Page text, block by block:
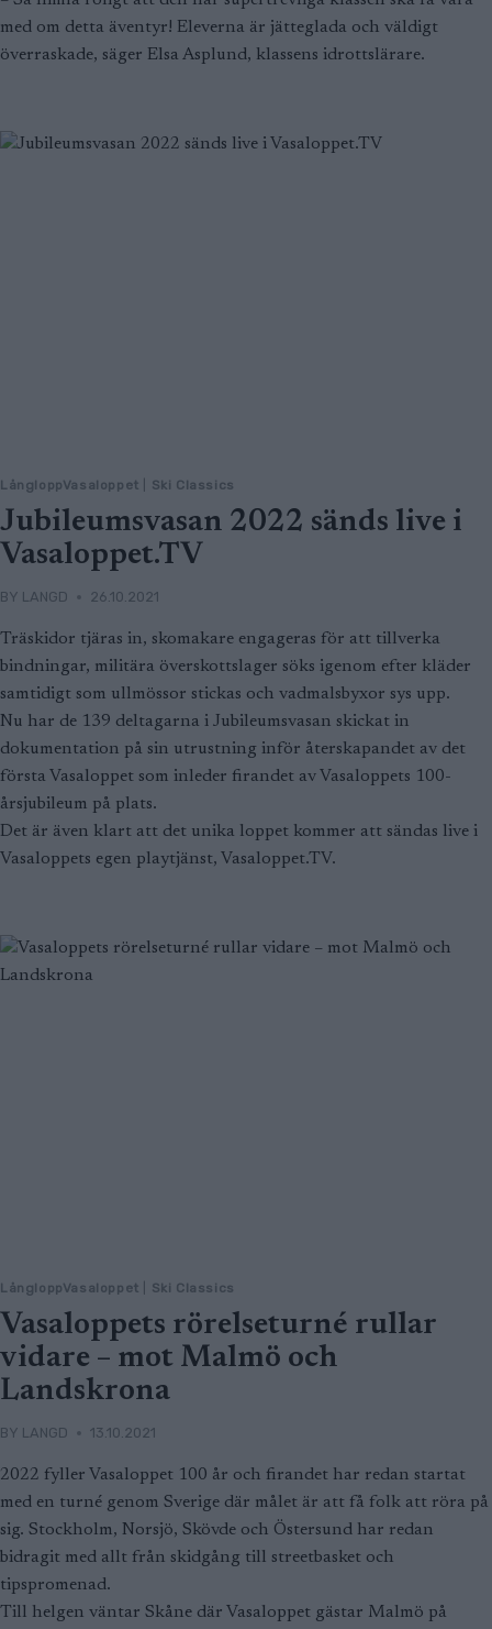
med om detta äventyr! Eleverna är jätteglada och väldigt
överraskade, säger Elsa Asplund, klassens idrottslärare.
LångloppVasaloppet Ski Classics
Jubileumsvasan 2022 sänds live i
Vasaloppet.TV
BY LANGD 26.10.2021
Träskidor tjäras in, skomakare engageras för att tillverka
bindningar, militära överskottslager söks igenom efter kläder
samtidigt som ullmössor stickas och vadmalsbyxor sys upp.
Nu har de 139 deltagarna i Jubileumsvasan skickat in
dokumentation på sin utrustning inför återskapandet av det
första Vasaloppet som inleder firandet av Vasaloppets 100-
årsjubileum på plats.
Det är även klart att det unika loppet kommer att sändas live i
Vasaloppets egen playtjänst, Vasaloppet.TV.
LångloppVasaloppet Ski Classics
Vasaloppets rörelseturné rullar
vidare – mot Malmö och
Landskrona
BY LANGD 13.10.2021
2022 fyller Vasaloppet 100 år och firandet har redan startat
med en turné genom Sverige där målet är att få folk att röra på
sig. Stockholm, Norsjö, Skövde och Östersund har redan
bidragit med allt från skidgång till streetbasket och
tipspromenad.
Till helgen väntar Skåne där Vasaloppet gästar Malmö på